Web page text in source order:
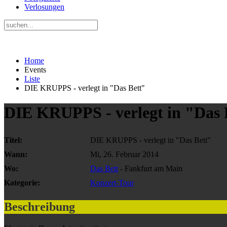
Verlosungen
Home
Events
Liste
DIE KRUPPS - verlegt in "Das Bett"
DIE KRUPPS - verlegt in "Das
Titel:
DIE KRUPPS - verlegt in "Das Bett"
Wann:
Mi, 26. Februar 2014
Wo:
Das Bett - Fankfurt am Main
Kategorie:
Konzert-Tour
Beschreibung